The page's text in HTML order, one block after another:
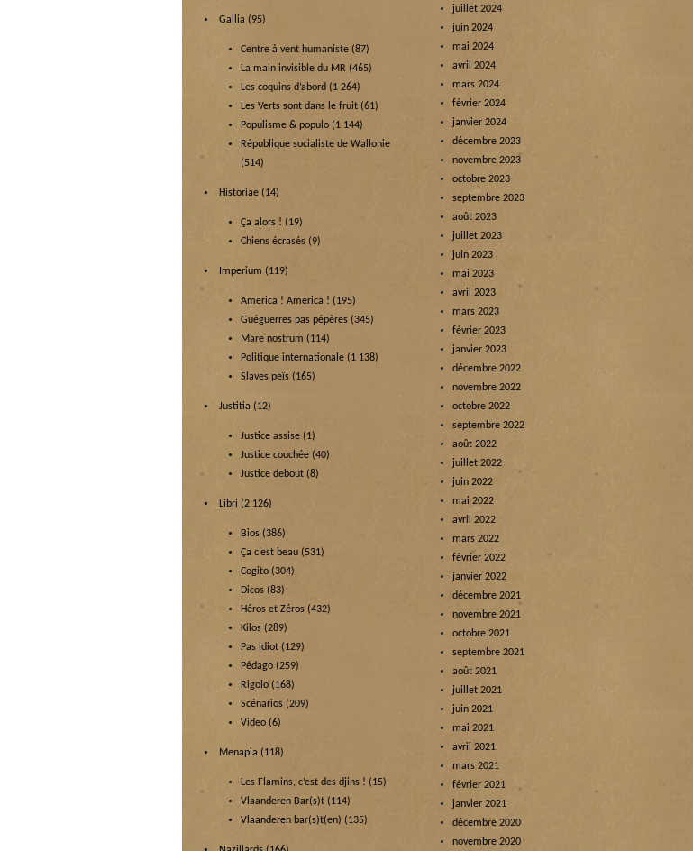
Gallia (95)
Centre à vent humaniste (87)
La main invisible du MR (465)
Les coquins d’abord (1 264)
Les Verts sont dans le fruit (61)
Populisme & populo (1 144)
République socialiste de Wallonie
(514)
Historiae (14)
Ça alors ! (19)
Chiens écrasés (9)
Imperium (119)
America ! America ! (195)
Guéguerres pas pépères (345)
Mare nostrum (114)
Politique internationale (1 138)
Slaves peïs (165)
Justitia (12)
Justice assise (1)
Justice couchée (40)
Justice debout (8)
Libri (2 126)
Bios (386)
Ça c’est beau (531)
Cogito (304)
Dicos (83)
Héros et Zéros (432)
Kilos (289)
Pas idiot (129)
Pédago (259)
Rigolo (168)
Scénarios (209)
Video (6)
Menapia (118)
Les Flamins, c’est des djins ! (15)
Vlaanderen Bar(s)t (114)
Vlaanderen bar(s)t(en) (135)
juillet 2024
juin 2024
mai 2024
avril 2024
mars 2024
février 2024
janvier 2024
décembre 2023
novembre 2023
octobre 2023
septembre 2023
août 2023
juillet 2023
juin 2023
mai 2023
avril 2023
mars 2023
février 2023
janvier 2023
décembre 2022
novembre 2022
octobre 2022
septembre 2022
août 2022
juillet 2022
juin 2022
mai 2022
avril 2022
mars 2022
février 2022
janvier 2022
décembre 2021
novembre 2021
octobre 2021
septembre 2021
août 2021
juillet 2021
juin 2021
mai 2021
avril 2021
mars 2021
février 2021
janvier 2021
décembre 2020
novembre 2020